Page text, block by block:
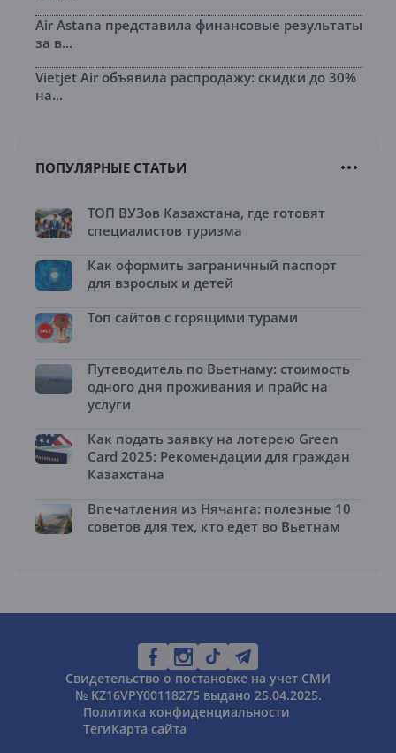
Air Astana представила финансовые результаты
за в...
Vietjet Air объявила распродажу: скидки до 30%
на...
ПОПУЛЯРНЫЕ СТАТЬИ
ТОП ВУЗов Казахстана, где готовят
специалистов туризма
Как оформить заграничный паспорт
для взрослых и детей
Топ сайтов с горящими турами
Путеводитель по Вьетнаму: стоимость
одного дня проживания и прайс на
услуги
Как подать заявку на лотерею Green
Card 2025: Рекомендации для граждан
Казахстана
Впечатления из Нячанга: полезные 10
советов для тех, кто едет во Вьетнам
Свидетельство о постановке на учет СМИ
№ KZ16VPY00118275 выдано 25.04.2025.
Политика конфиденциальности
ТегиКарта сайта